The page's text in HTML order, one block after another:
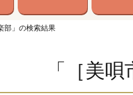
部」の検索結果
「［美